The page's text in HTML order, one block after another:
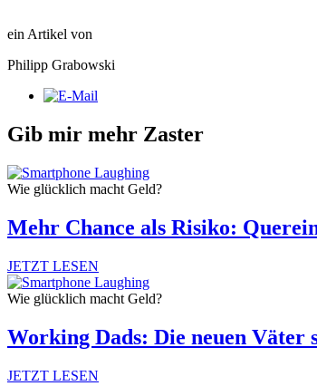
ein Artikel von
Philipp Grabowski
Gib mir mehr Zaster
Wie glücklich macht Geld?
Mehr Chance als Risiko:
JETZT LESEN
Wie glücklich macht Geld?
Working Dads: Die neuen Väter
JETZT LESEN